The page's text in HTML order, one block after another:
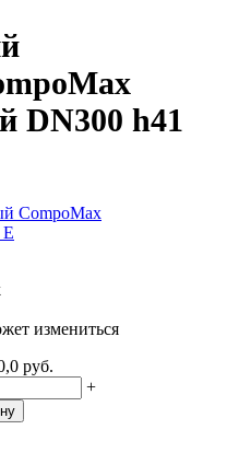
DN300 h41
измениться
руб.
+